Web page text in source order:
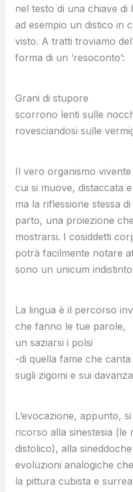
nel testo di una chiave
ad esempio un distico in
visto. A tratti troviamo
forma di un ‘resoconto’:
Grani di stupore
scorrono lenti sulle
rovesciandosi sulle
Il vero organismo
cui si muove, distaccata
ma la riflessione stessa
parto, una proiezione
mostrarsi. I cosiddetti
potrà facilmente notare
sono un unicum
La lingua è il percorso
che fanno le tue parole,
un saziarsi i polsi
-di quella fame che canta
sugli zigomi e sui
L’evocazione, appunto,
ricorso alla sinestesia (le
distolico), alla
evoluzioni analogiche
la pittura cubista e